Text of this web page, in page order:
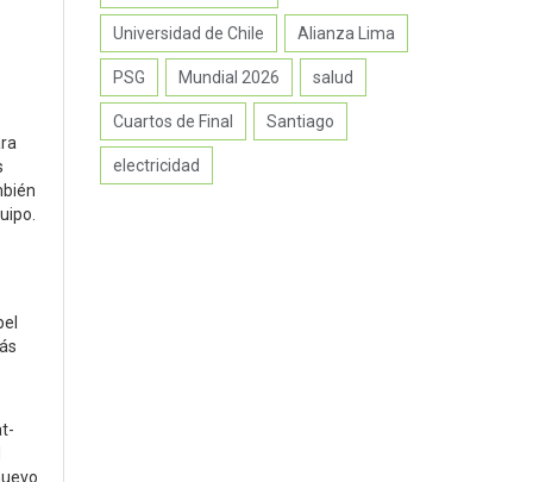
Universidad de Chile Alianza Lima
PSG Mundial 2026 salud
Cuartos de Final Santiago
electricidad